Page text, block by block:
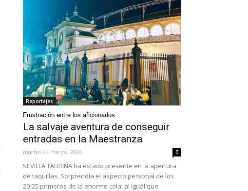
Reportajes
Frustración entre los aficionados
La salvaje aventura de conseguir
entradas en la Maestranza
martes 24 marzo, 2026 0
SEVILLA TAURINA ha estado presente en la apertura
de taquillas. Sorprendía el aspecto personal de los
20-25 primeros de la enorme cola, al igual que